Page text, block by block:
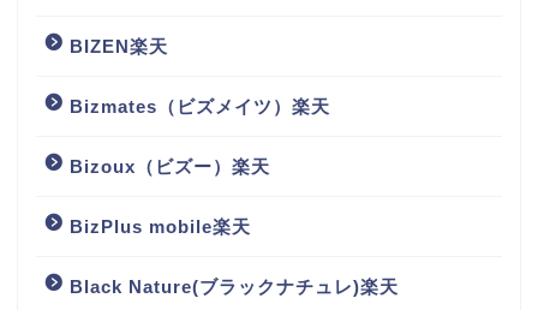
BIZEN楽天
Bizmates（ビズメイツ）楽天
Bizoux（ビズー）楽天
BizPlus mobile楽天
Black Nature(ブラックナチュレ)楽天